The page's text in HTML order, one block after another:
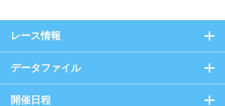
レース情報
データファイル
開催日程